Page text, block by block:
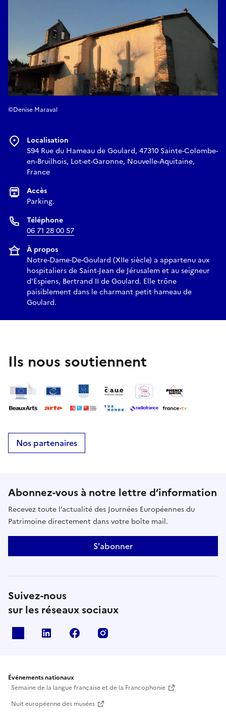
©Denise Maraval
Localisation
594 Rue du Hameau de Goulard, 47310 Sainte-Colombe-
en-Bruilhois, Lot-et-Garonne, Nouvelle-Aquitaine,
France
Accès
Parking.
Téléphone
06 71 28 00 57
À propos
Notre-Dame-De-Goulard (XIIe siècle) a appartenu aux
hospitaliers de Saint-Jean de Jérusalem et au seigneur
d'Espiens, Bertrand II de Goulard. Elle trône
paisiblement dans le charmant petit hameau de
Goulard.
Ils nous soutiennent
Nos partenaires
Abonnez-vous à notre lettre d’information
Recevez toute l’actualité des Journées Européennes du
Patrimoine directement dans votre boîte mail.
S'abonner
Suivez-nous
sur les réseaux sociaux
Linkedin Facebook
Événements nationaux
Semaine de la langue française et de la Francophonie
Nuit européenne des musées